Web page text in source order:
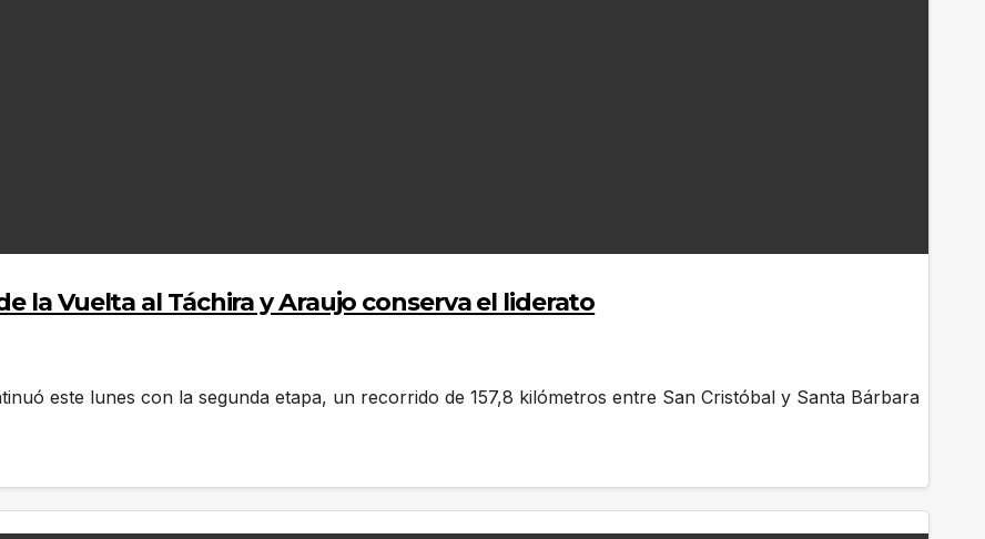
la Vuelta al Táchira y Araujo conserva el liderato
este lunes con la segunda etapa, un recorrido de 157,8 kilómetros entre San Cristóbal y Santa Bárbara